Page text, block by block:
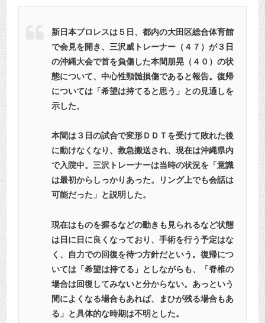
新日本プロレスは５日、都内の大田区総合体育館
で会見を開き、三沢威トレーナー（４７）が３日
の沖縄大会で首を負傷した本間朋晃（４０）の状
態について、中心性頸髄損傷であると報告。復帰
については「希望は持てると思う」との見通しを
示した。
本間は３日の試合で変形ＤＤＴを受けて敗れた後
に動けなくなり、救急搬送され、現在は沖縄県内
で入院中。三沢トレーナーは当時の状況を「意識
は最初からしっかりあった。リング上でも会話は
可能だった」と説明した。
現在はものを握るなどの動きも見られるなど状態
は日に日に良くなっており、手術を行う予定はな
く、自力での回復を待つ方針だという。復帰につ
いては「希望は持てる」としながらも、「脊椎の
場合は回復してみないと分からない。あっという
間によくなる場合もあれば、まひが残る場合もあ
る」と具体的な時期は不明とした。